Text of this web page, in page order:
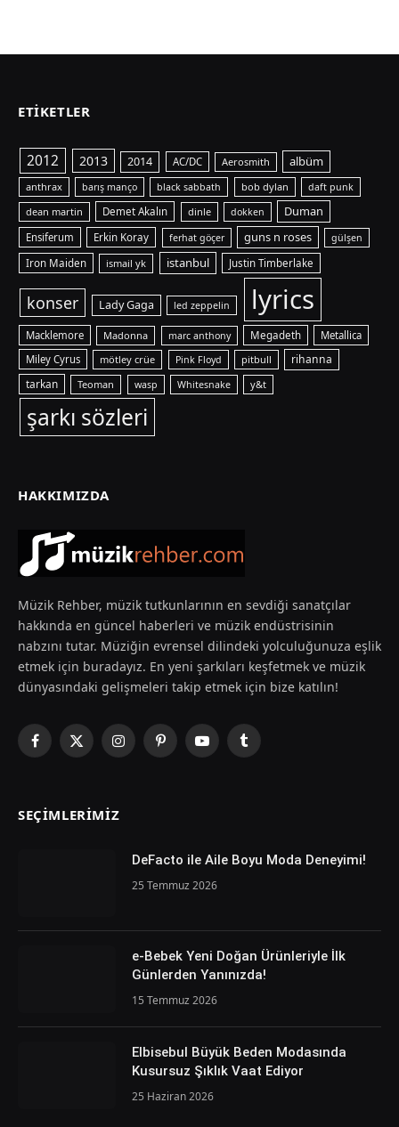
ETIKETLER
2012 2013 2014 AC/DC Aerosmith albüm
anthrax barış manço black sabbath bob dylan daft punk
dean martin Demet Akalın dinle dokken Duman
Ensiferum Erkin Koray ferhat göçer guns n roses gülşen
Iron Maiden ismail yk istanbul Justin Timberlake
konser Lady Gaga led zeppelin lyrics
Macklemore Madonna marc anthony Megadeth
Metallica
Miley Cyrus
mötley crüe Pink Floyd pitbull rihanna
tarkan Teoman wasp Whitesnake y&t
şarkı sözleri
HAKKIMIZDA
Müzik Rehber, müzik tutkunlarının en sevdiği sanatçılar
hakkında en güncel haberleri ve müzik endüstrisinin
nabzını tutar. Müziğin evrensel dilindeki yolculuğunuza eşlik
etmek için buradayız. En yeni şarkıları keşfetmek ve müzik
dünyasındaki gelişmeleri takip etmek için bize katılın!
Facebook
X
InstagramPinterestYouTubeTumblr
SEÇIMLERIMIZ
DeFacto ile Aile Boyu Moda Deneyimi!
25 Temmuz 2026
e-Bebek Yeni Doğan Ürünleriyle İlk
Günlerden Yanınızda!
15 Temmuz 2026
Elbisebul Büyük Beden Modasında
Kusursuz Şıklık Vaat Ediyor
25 Haziran 2026